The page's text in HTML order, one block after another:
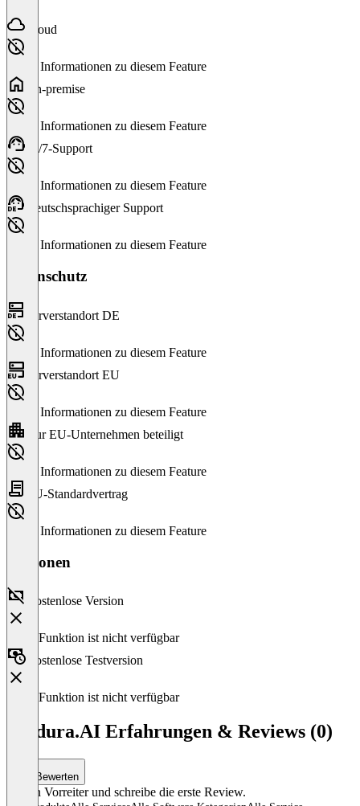
Cloud
Keine Informationen zu diesem Feature
On-premise
Keine Informationen zu diesem Feature
24/7-Support
Keine Informationen zu diesem Feature
Deutschsprachiger Support
Keine Informationen zu diesem Feature
Datenschutz
Serverstandort DE
Keine Informationen zu diesem Feature
Serverstandort EU
Keine Informationen zu diesem Feature
Nur EU-Unternehmen beteiligt
Keine Informationen zu diesem Feature
EU-Standardvertrag
Keine Informationen zu diesem Feature
Versionen
Kostenlose Version
Diese Funktion ist nicht verfügbar
Kostenlose Testversion
Diese Funktion ist nicht verfügbar
Clodura.AI Erfahrungen & Reviews (0)
Bewerten
Sei ein Vorreiter und schreibe die erste Review.